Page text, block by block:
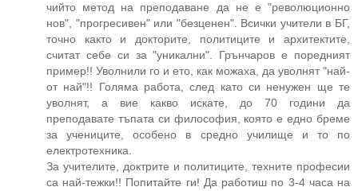
чийто метод на преподаване да не е "революционно
нов", "прогресивен" или "безценен". Всички учители в БГ,
точно както и докторите, политиците и архитектите,
считат себе си за "уникални". Грънчаров е поредният
пример!! Уволнили го и ето, как можаха, да уволнят "най-
от най"!! Голяма работа, след като си ненужен ще те
уволнят, а вие какво искате, до 70 години да
преподавате тъпата си философия, която е едно бреме
за учениците, особено в средно училище и то по
електротехника.
За учителите, доктрите и политиците, техните професии
са най-тежки!! Попитайте ги! Да работиш по 3-4 часа на